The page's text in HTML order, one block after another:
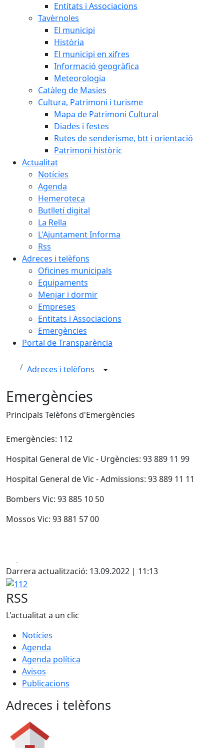
Entitats i Associacions
Tavèrnoles
El municipi
Història
El municipi en xifres
Informació geogràfica
Meteorologia
Catàleg de Masies
Cultura, Patrimoni i turisme
Mapa de Patrimoni Cultural
Diades i festes
Rutes de senderisme, btt i orientació
Patrimoni històric
Actualitat
Notícies
Agenda
Hemeroteca
Butlletí digital
La Rella
L'Ajuntament Informa
Rss
Adreces i telèfons
Oficines municipals
Equipaments
Menjar i dormir
Empreses
Entitats i Associacions
Emergències
Portal de Transparència
Adreces i telèfons
Emergències
Principals Telèfons d'Emergències
Emergències: 112
Hospital General de Vic - Urgències: 93 889 11 99
Hospital General de Vic - Admissions: 93 889 11 11
Bombers Vic: 93 885 10 50
Mossos Vic: 93 881 57 00
Darrera actualització: 13.09.2022 | 11:13
112
RSS
L'actualitat a un clic
Notícies
Agenda
Agenda política
Avisos
Publicacions
Adreces i telèfons